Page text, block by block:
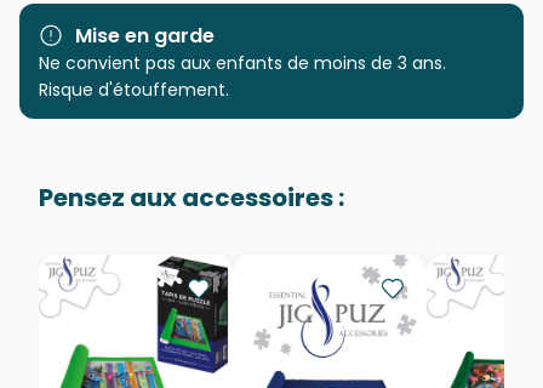
Catégorie Puzzles - Bateaux
Age
à partir de 9 ans (251 à 399
Provenance Puzzles fabriqués en France
EAN 625012470339
Nombre de pièces 350 pièces
Mise en garde
Ne convient pas aux enfants de moins de 3 ans.
Risque d'étouffement.
Pensez aux accessoires :